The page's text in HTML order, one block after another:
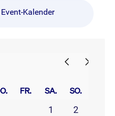
Event-Kalender
FR. SA. SO.
1
2